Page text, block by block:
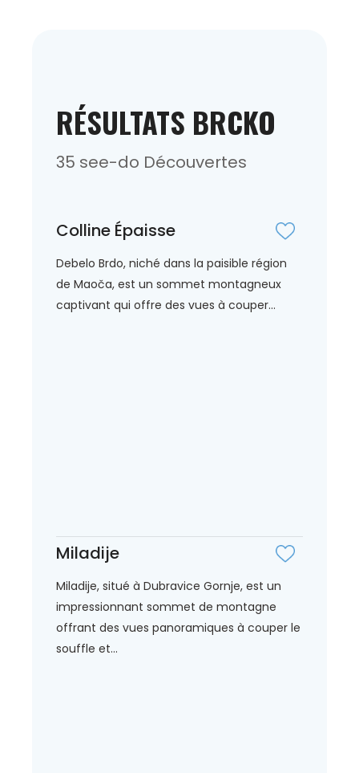
RÉSULTATS BRCKO
35 see-do Découvertes
Colline Épaisse
Debelo Brdo, niché dans la paisible région
de Maoča, est un sommet montagneux
captivant qui offre des vues à couper...
Miladije
Miladije, situé à Dubravice Gornje, est un
impressionnant sommet de montagne
offrant des vues panoramiques à couper le
souffle et...